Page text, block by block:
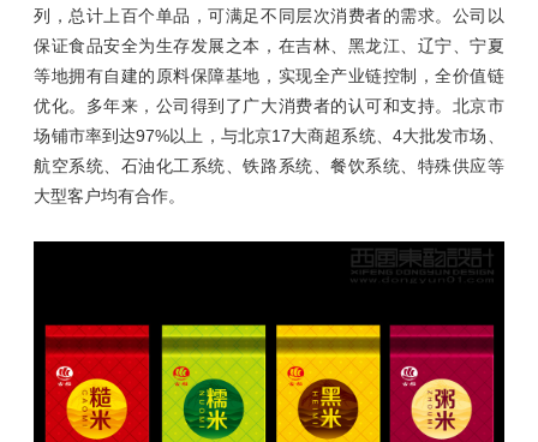
列，总计上百个单品，可满足不同层次消费者的需求。公司以
保证食品安全为生存发展之本，在吉林、黑龙江、辽宁、宁夏
等地拥有自建的原料保障基地，实现全产业链控制，全价值链
优化。多年来，公司得到了广大消费者的认可和支持。北京市
场铺市率到达97%以上，与北京17大商超系统、4大批发市场、
航空系统、石油化工系统、铁路系统、餐饮系统、特殊供应等
大型客户均有合作。